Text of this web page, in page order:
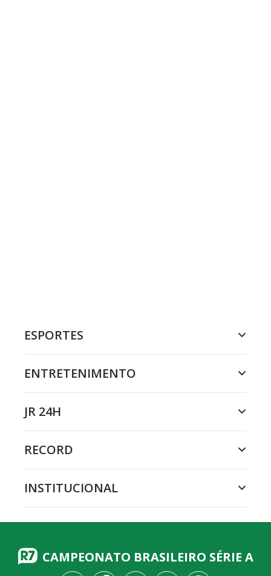
ESPORTES
ENTRETENIMENTO
JR 24H
RECORD
INSTITUCIONAL
CAMPEONATO BRASILEIRO SÉRIE A